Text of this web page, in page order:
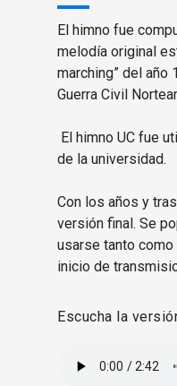
El himno fue
melodía original
marching” del año
Guerra Civil
El himno UC fue
de la universidad.
Con los años y
versión final. Se
usarse tanto
inicio de
Escucha la